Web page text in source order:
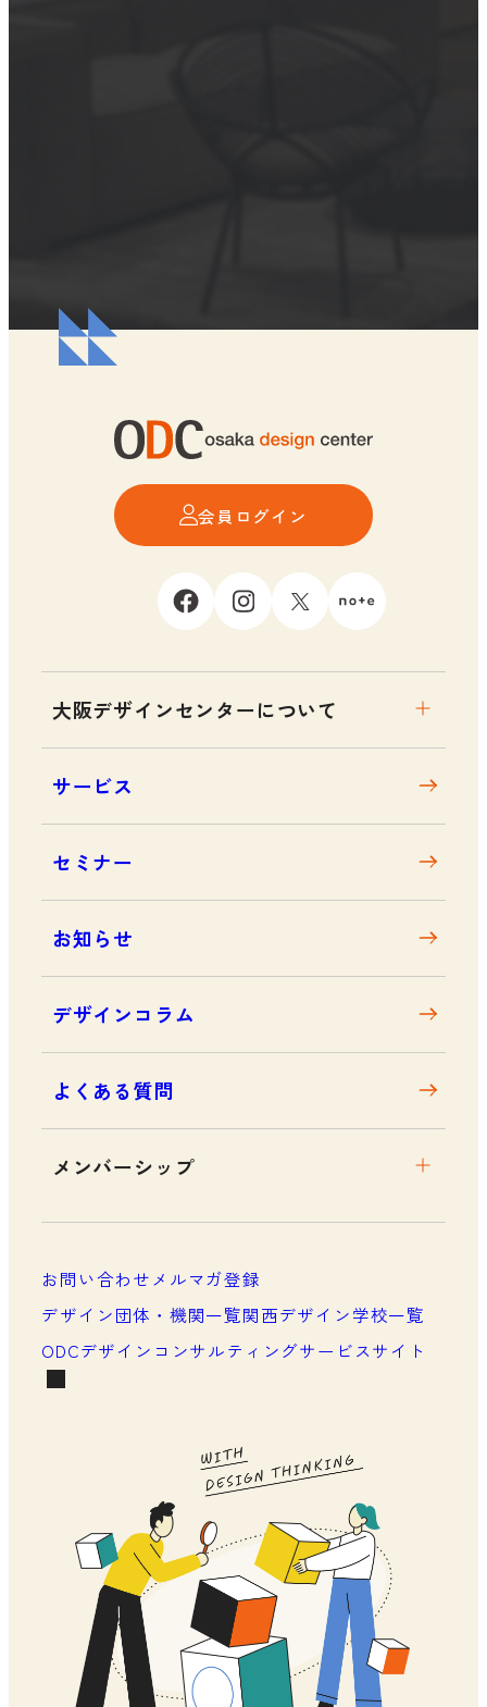
会員ログイン
大阪デザインセンターについて
サービス
セミナー
お知らせ
デザインコラム
よくある質問
メンバーシップ
メンバーシップについて
お問い合わせメルマガ登録
デザイン団体・機関一覧関西デザイン学校一覧
ODCデザインコンサルティングサービスサイト